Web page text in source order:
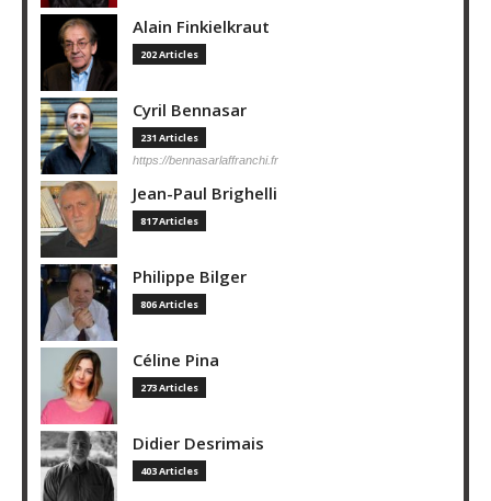
Alain Finkielkraut
202 Articles
Cyril Bennasar
231 Articles
https://bennasarlaffranchi.fr
Jean-Paul Brighelli
817 Articles
Philippe Bilger
806 Articles
Céline Pina
273 Articles
Didier Desrimais
403 Articles